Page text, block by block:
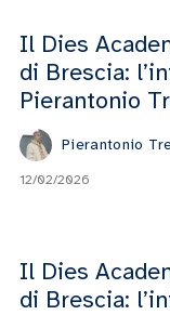
Il Dies
di Brescia:
Pierantonio
Pierantonio
12/02/2026
Il Dies
di Brescia: